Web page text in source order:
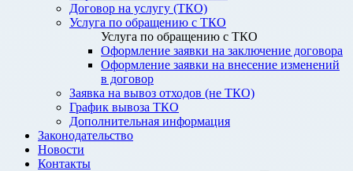
Договор на услугу (ТКО)
Услуга по обращению с ТКО
Услуга по обращению с ТКО
Оформление заявки на заключение договора
Оформление заявки на внесение изменений
в договор
Заявка на вывоз отходов (не ТКО)
График вывоза ТКО
Дополнительная информация
Законодательство
Новости
Контакты